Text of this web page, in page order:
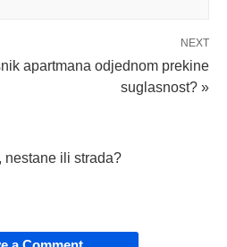
NEXT
apartmana odjednom prekine
suglasnost? »
nestane ili strada?